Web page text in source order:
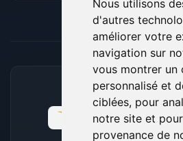
Nous utilisons
d'autres
améliorer votre
navigation sur
vous montrer un
personnalisé et
ciblées, pour
notre site et
provenance de
MOYENS DE